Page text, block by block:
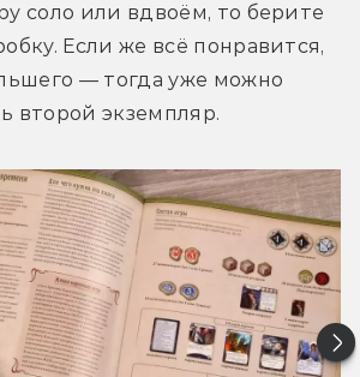
соло или вдвоём, то берите
Если же всё понравится,
— тогда уже можно
второй экземпляр.